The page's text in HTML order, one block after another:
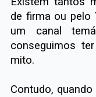
de firma ou pelo
um canal
conseguimos
mito.
Contudo,